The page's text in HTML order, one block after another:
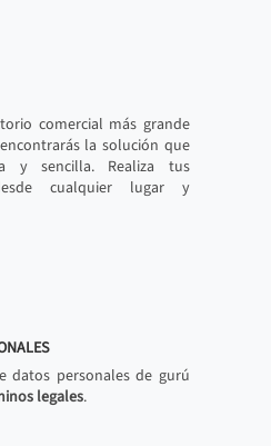
comercial más grande
la solución que
y sencilla. Realiza tus
cualquier lugar y
datos personales de gurú
legales.